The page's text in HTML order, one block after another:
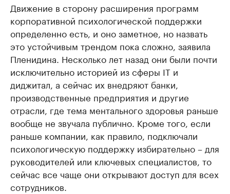
Движение в сторону расширения программ
корпоративной психологической поддержки
определенно есть, и оно заметное, но назвать
это устойчивым трендом пока сложно, заявила
Пленидина. Несколько лет назад они были почти
исключительно историей из сферы IT и
диджитал, а сейчас их внедряют банки,
производственные предприятия и другие
отрасли, где тема ментального здоровья раньше
вообще не звучала публично. Кроме того, если
раньше компании, как правило, подключали
психологическую поддержку избирательно – для
руководителей или ключевых специалистов, то
сейчас все чаще они открывают доступ для всех
сотрудников.